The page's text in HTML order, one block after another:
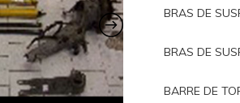
BRAS DE
BRAS DE
BARRE DE